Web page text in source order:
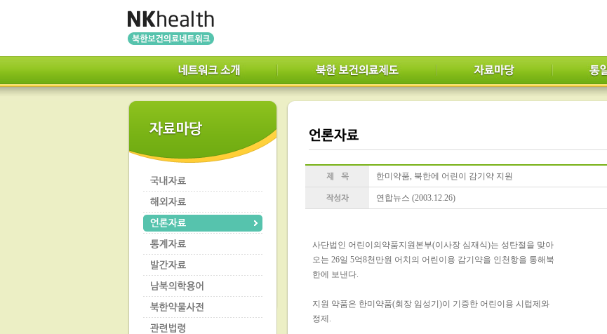
한미약품, 북한에 어린이 감기약 지원
연합뉴스 (2003.12.26)
사단법인 어린이의약품지원본부(이사장 심재식)는 성탄절을 맞아
오는 26일 5억8천만원 어치의 어린이용 감기약을 인천항을 통해북
한에 보낸다.
지원 약품은 한미약품(회장 임성기)이 기증한 어린이용 시럽제와
정제.